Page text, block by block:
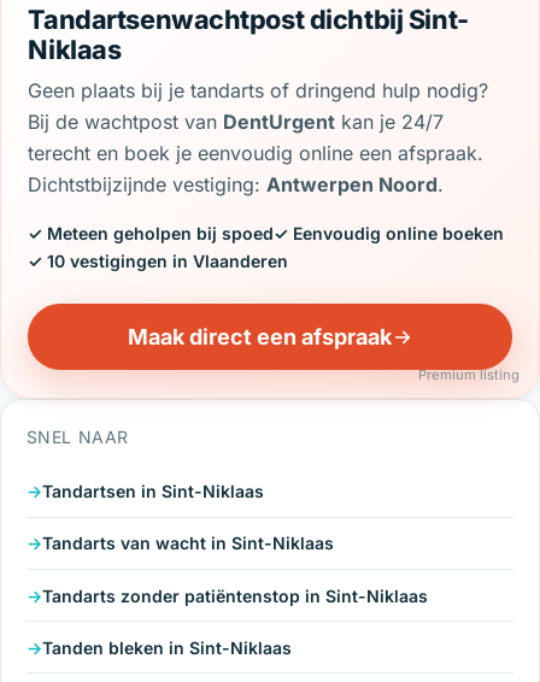
Tandartsenwachtpost dichtbij Sint-
Niklaas
Geen plaats bij je tandarts of dringend hulp nodig?
Bij de wachtpost van DentUrgent kan je 24/7
terecht en boek je eenvoudig online een afspraak.
Dichtstbijzijnde vestiging:Antwerpen Noord.
✓ Meteen geholpen bij spoed✓ Eenvoudig online boeken
✓ 10 vestigingen in Vlaanderen
Maak direct een afspraak
Premium listing
SNEL NAAR
Tandartsen in Sint-Niklaas
Tandarts van wacht in Sint-Niklaas
Tandarts zonder patiëntenstop in Sint-Niklaas
Tanden bleken in Sint-Niklaas